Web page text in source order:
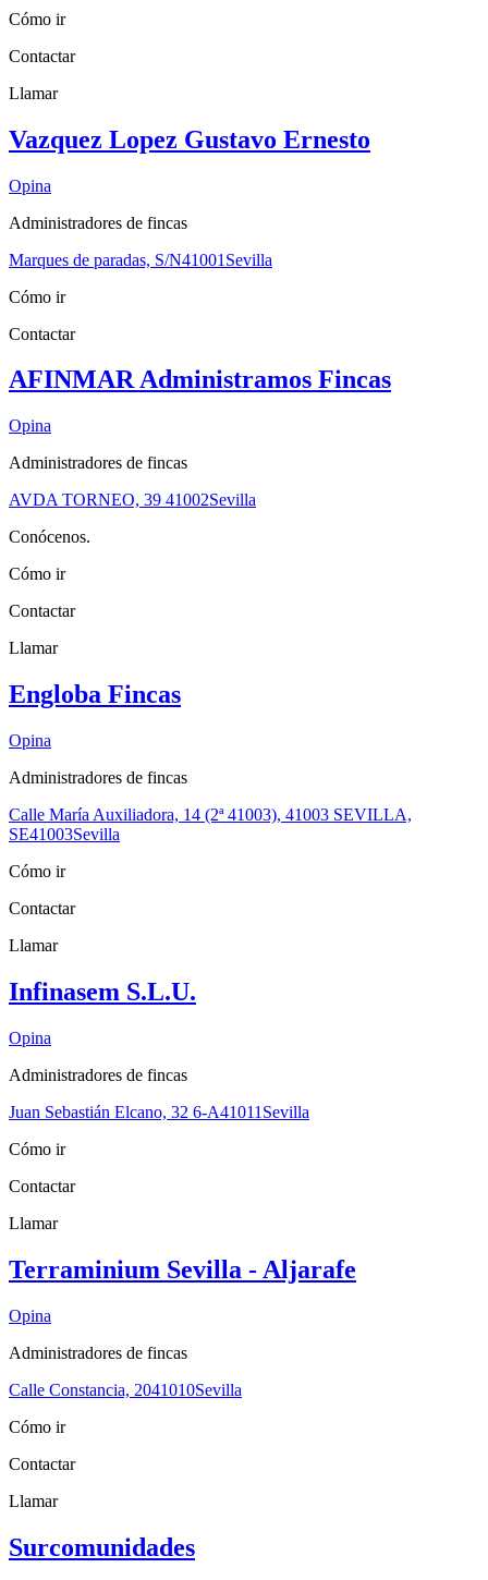
Cómo ir
Contactar
Llamar
Vazquez Lopez Gustavo Ernesto
Opina
Administradores de fincas
Marques de paradas, S/N41001 Sevilla
Cómo ir
Contactar
AFINMAR Administramos Fincas
Opina
Administradores de fincas
AVDA TORNEO, 39 41002Sevilla
Conócenos.
Cómo ir
Contactar
Llamar
Engloba Fincas
Opina
Administradores de fincas
Calle María Auxiliadora, 14 (2ª 41003), 41003 SEVILLA,
SE41003Sevilla
Cómo ir
Contactar
Llamar
Infinasem S.L.U.
Opina
Administradores de fincas
Juan Sebastián Elcano, 32 6-A41011 Sevilla
Cómo ir
Contactar
Llamar
Terraminium Sevilla - Aljarafe
Opina
Administradores de fincas
Calle Constancia, 2041010Sevilla
Cómo ir
Contactar
Llamar
Surcomunidades